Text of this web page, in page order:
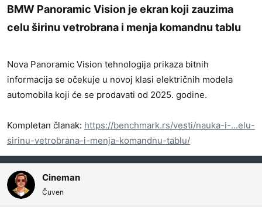
BMW Panoramic Vision je ekran koji zauzima
celu širinu vetrobrana i menja komandnu tablu​
Nova Panoramic Vision tehnologija prikaza bitnih
informacija se očekuje u novoj klasi električnih modela
automobila koji će se prodavati od 2025. godine.
Kompletan članak: https://benchmark.rs/vesti/nauka-i-...elu-
sirinu-vetrobrana-i-menja-komandnu-tablu/
Cineman
Čuven